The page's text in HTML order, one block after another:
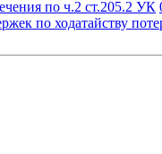
по ч.2 ст.205.2 УК
по ходатайству